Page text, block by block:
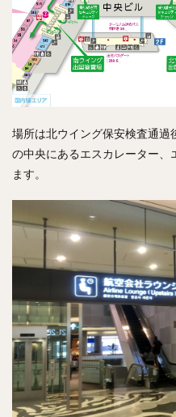
場所は北ウイング保安検査通過
の中央にあるエスカレーター、
ます。